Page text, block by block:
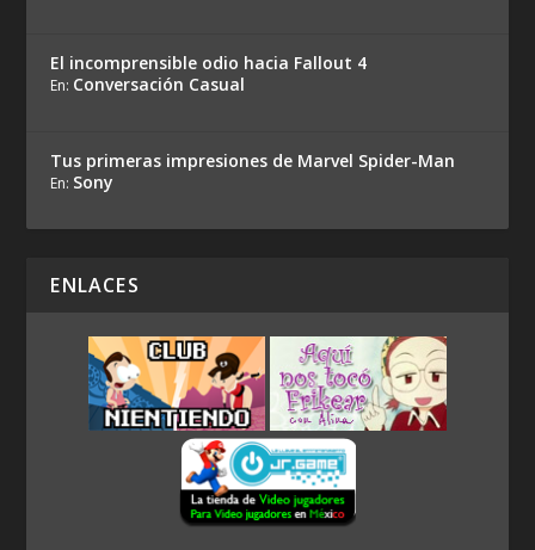
El incomprensible odio hacia Fallout 4
En: Conversación Casual
Tus primeras impresiones de Marvel Spider-Man
En: Sony
ENLACES